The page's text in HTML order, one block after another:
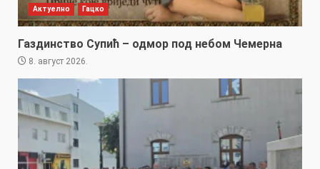
Актуелно Гацко
Газдинство Супић – одмор под небом Чемерна
8. август 2026.